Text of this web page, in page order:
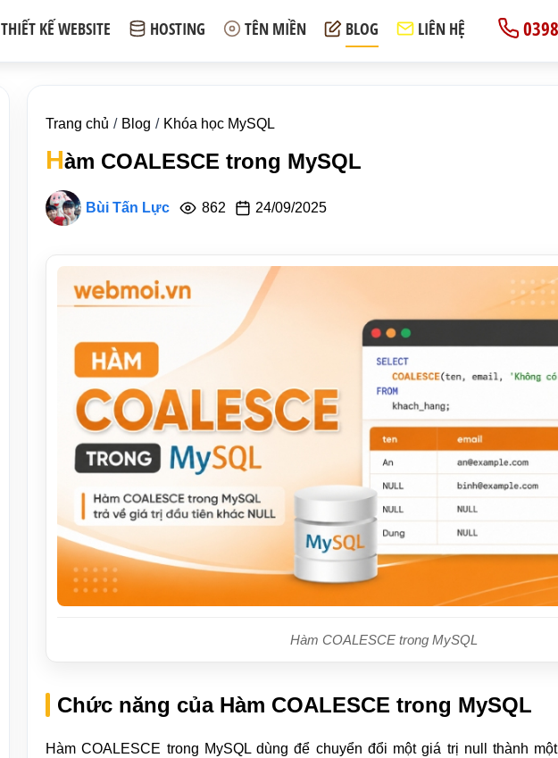
THIẾT KẾ WEBSITE HOSTING TÊN MIỀN BLOG LIÊN HỆ
Trang chủ Blog Khóa học MySQL
Hàm COALESCE trong MySQL
Bùi Tấn Lực 862 24/09/2025
Hàm COALESCE trong MySQL
Chức năng của Hàm COALESCE trong MySQL
Hàm COALESCE trong MySQL dùng để chuyển đổi một giá trị null thành